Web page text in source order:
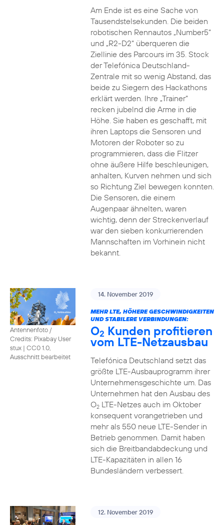
Am Ende ist es eine Sache von
Tausendstelsekunden. Die beiden
robotischen Rennautos „Number5“
und „R2-D2“ überqueren die
Ziellinie des Parcours im 35. Stock
der Telefónica Deutschland-
Zentrale mit so wenig Abstand, das
beide zu Siegern des Hackathons
erklärt werden. Ihre „Trainer“
recken jubelnd die Arme in die
Höhe. Sie haben es geschafft, mit
ihren Laptops die Sensoren und
Motoren der Roboter so zu
programmieren, dass die Flitzer
ohne äußere Hilfe beschleunigen,
anhalten, Kurven nehmen und sich
so Richtung Ziel bewegen konnten.
Die Sensoren, die einem
Augenpaar ähnelten, waren
wichtig, denn der Streckenverlauf
war den sieben konkurrierenden
Mannschaften im Vorhinein nicht
bekannt.
Antennenfoto /
Credits: Pixabay User
stux | CC0 1.0,
Ausschnitt bearbeitet
14. November 2019
MEHR LTE, HÖHERE GESCHWINDIGKEITEN
UND STABILERE VERBINDUNGEN:
O2 Kunden profitieren
vom LTE-Netzausbau
Telefónica Deutschland setzt das
größte LTE-Ausbauprogramm ihrer
Unternehmensgeschichte um. Das
Unternehmen hat den Ausbau des
O2LTE-Netzes auch im Oktober
konsequent vorangetrieben und
mehr als 550 neue LTE-Sender in
Betrieb genommen. Damit haben
sich die Breitbandabdeckung und
LTE-Kapazitäten in allen 16
Bundesländern verbessert.
12. November 2019